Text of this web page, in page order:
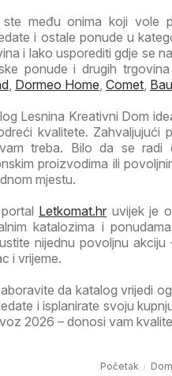
među onima koji vole
i ostale ponude u
i lako usporediti gdje se
ponude i drugih
, Dormeo Home, Comet,
Lesnina Kreativni Dom
kvalitete. Zahvaljujući
treba. Bilo da se radi
proizvodima ili
mjestu.
Letkomat.hr uvijek je
katalozima i
nijednu povoljnu
i vrijeme.
da katalog vrijedi
i isplanirate svoju
2026 – donosi vam
Početak